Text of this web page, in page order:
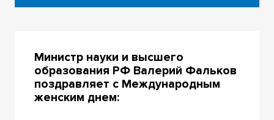
Министр науки и высшего
образования РФ Валерий Фальков
поздравляет с Международным
женским днем: